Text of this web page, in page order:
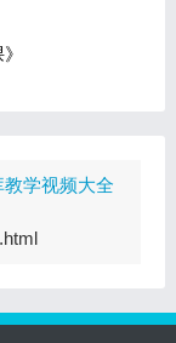
学视频大全